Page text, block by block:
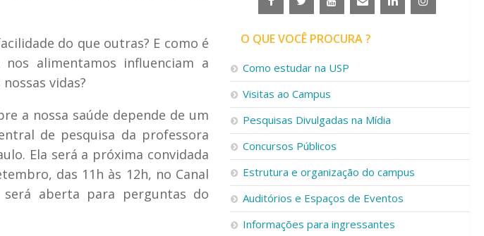
do que outras? E como é
alimentamos influenciam a
vidas?
a nossa saúde depende de um
de pesquisa da professora
Ela será a próxima convidada
das 11h às 12h, no Canal
aberta para perguntas do
O QUE VOCÊ PROCURA ?
Como estudar na USP
Visitas ao Campus
Pesquisas Divulgadas na Mídia
Concursos Públicos
Estrutura e organização do campus
Auditórios e Espaços de Eventos
Informações para ingressantes